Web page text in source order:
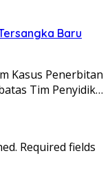
Baru
Kasus Penerbitan
Tim Penyidik…
Required fields